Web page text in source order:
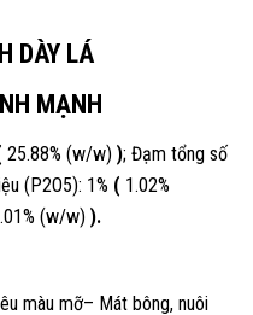
DÀY LÁ
MẠNH
25.88% (w/w) ); Đạm tổng số
(P2O5): 1% ( 1.02%
(w/w) ).
màu mỡ– Mát bông, nuôi